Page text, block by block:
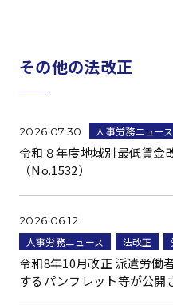
その他の法改正
2026.07.30 人事労務ニュース
令和８年度地域別最低賃金
（No.1532）
2026.06.12
人事労務ニュース 法改正
令和8年10月改正 派遣労働
するパンフレット等が公開